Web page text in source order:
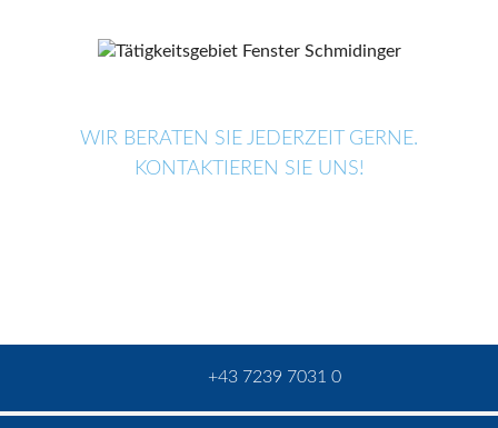
WIR BERATEN SIE JEDERZEIT GERNE.
KONTAKTIEREN SIE UNS!
+43 7239 7031 0